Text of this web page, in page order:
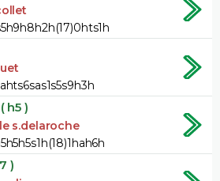
( h5 )
s.delaroche
)